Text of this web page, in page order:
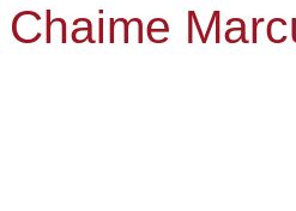
Chaime